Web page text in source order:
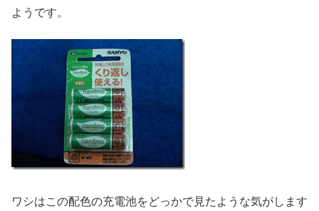
ようです。
ワシはこの配色の充電池をどっかで見たような気がします